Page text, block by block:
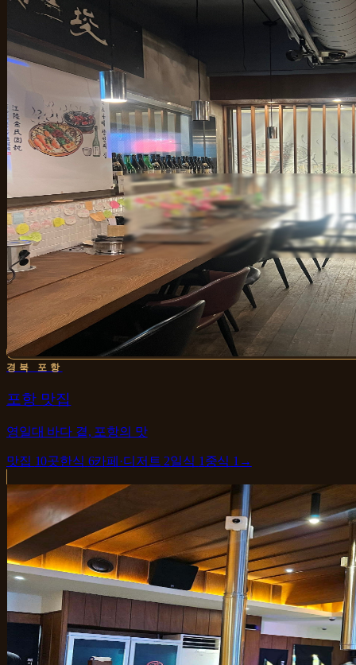
경북 포항
포항 맛집
영일대 바다 곁, 포항의 맛
맛집 10곳한식 6카페·디저트 2일식 1중식 1 →